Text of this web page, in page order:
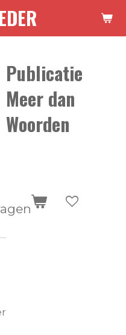
Publicatie
Meer dan
Woorden